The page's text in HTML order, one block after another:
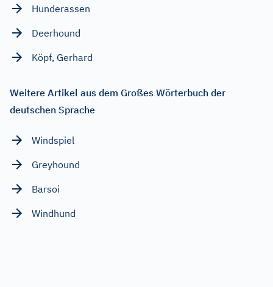
Hunderassen
Deerhound
Köpf, Gerhard
Weitere Artikel aus dem Großes Wörterbuch der
deutschen Sprache
Windspiel
Greyhound
Barsoi
Windhund